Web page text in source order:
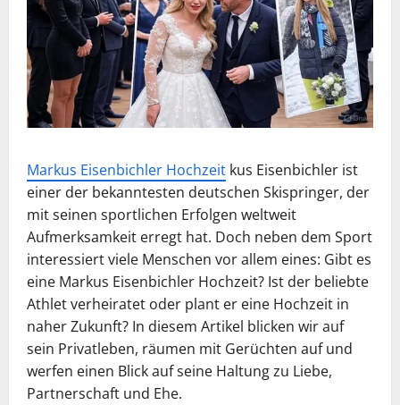
Markus Eisenbichler Hochzeit kus Eisenbichler ist
einer der bekanntesten deutschen Skispringer, der
mit seinen sportlichen Erfolgen weltweit
Aufmerksamkeit erregt hat. Doch neben dem Sport
interessiert viele Menschen vor allem eines: Gibt es
eine Markus Eisenbichler Hochzeit? Ist der beliebte
Athlet verheiratet oder plant er eine Hochzeit in
naher Zukunft? In diesem Artikel blicken wir auf
sein Privatleben, räumen mit Gerüchten auf und
werfen einen Blick auf seine Haltung zu Liebe,
Partnerschaft und Ehe.